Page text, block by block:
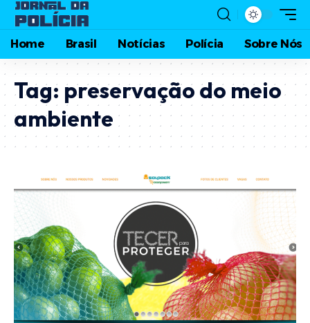
Home Brasil Notícias Polícia Sobre Nós
Tag: preservação do meio
ambiente